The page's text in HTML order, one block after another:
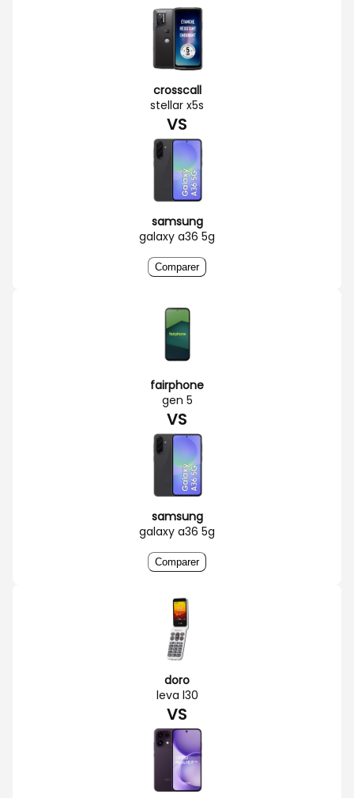
crosscall
stellar x5s
VS
samsung
galaxy a36 5g
Comparer
fairphone
gen 5
VS
samsung
galaxy a36 5g
Comparer
doro
leva l30
VS